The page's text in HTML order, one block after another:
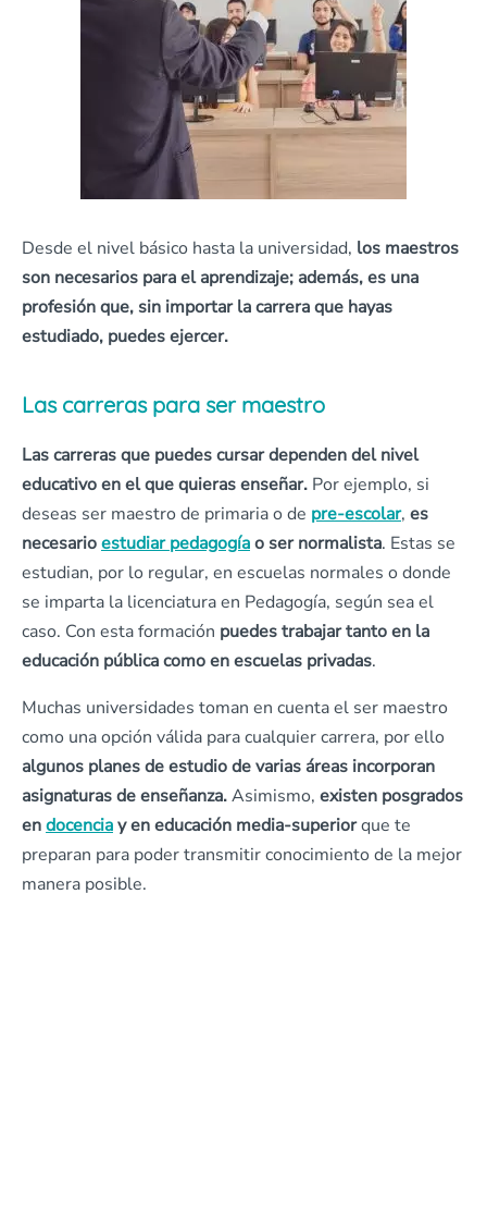
Desde el nivel básico hasta la universidad, los maestros
son necesarios para el aprendizaje; además, es una
profesión que, sin importar la carrera que hayas
estudiado, puedes ejercer.
Las carreras para ser maestro
Las carreras que puedes cursar dependen del nivel
educativo en el que quieras enseñar. Por ejemplo, si
deseas ser maestro de primaria o de pre-escolar, es
necesarioestudiar pedagogíao ser normalista. Estas se
estudian, por lo regular, en escuelas normales o donde
se imparta la licenciatura en Pedagogía, según sea el
caso. Con esta formación puedes trabajar tanto en la
educación pública como en escuelas privadas.
Muchas universidades toman en cuenta el ser maestro
como una opción válida para cualquier carrera, por ello
algunos planes de estudio de varias áreas incorporan
asignaturas de enseñanza.Asimismo, existen posgrados
endocenciay en educación media-superiorque te
preparan para poder transmitir conocimiento de la mejor
manera posible.